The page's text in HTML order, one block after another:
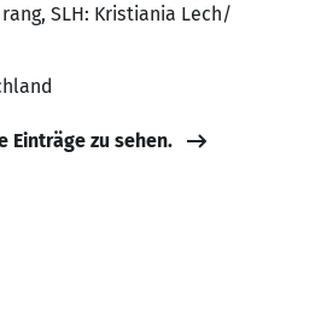
SLH: Kristiania Lech/
Einträge zu sehen.